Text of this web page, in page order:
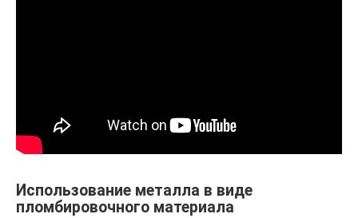
Использование металла в виде
пломбировочного материала